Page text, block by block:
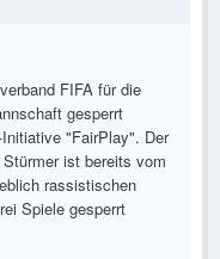
FIFA für die
gesperrt
"FairPlay". Der
ist bereits vom
rassistischen
Spiele gesperrt